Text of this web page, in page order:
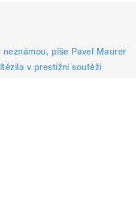
píše Pavel Maurer
v prestižní soutěži